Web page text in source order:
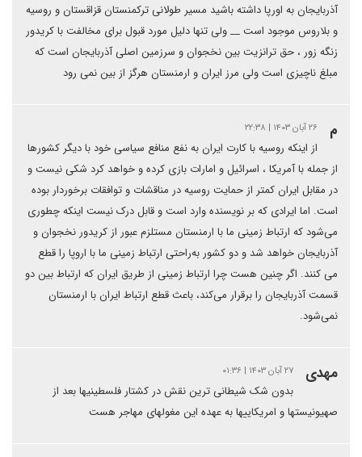
آذربایجان به اورپا داشته باشید مسیر طولانی ترکمنستان قزاقستان و روسیه
و بلاروس موجود است __ ولی تنها دلیل مورد قبول برای مخالفت با کریدور
زنگه زور ، حق ترانزیت بین نخجوان و سرزمین اصلی آذربایجان است که
مبلغ ناچیزی است ولی مرز ایران و ارمنستان هرگز از بین نمی رود
م ۲۶ آبان ۱۴۰۳ | ۲۲:۳۸
از اینکه روسیه با کارت ایران به نفع منافع سیاسی خود با دیگر کشورها
از جمله با آمریکا ، اسرائیل و امارات بازی کرده و خواهد کرد شکی نیست و
در مقابل ایران کمتر از حمایت روسیه در مناقشات و توافقات برخوردار بوده
است. اما ایرادی که بر نویسنده وارد است و قابل درک نیست اینکه چطوری
می‌شود که ارتباط زمینی ما با ارمنستان مستلزم عبور از کریدور نخجوان و
آذربایجان خواهد شد و دو کشور به‌راحتی ارتباط زمینی ما با اروپا را قطع
می کنند. اگر چنین هست چرا ارتباط زمینی از طریق ایران که ارتباط بین دو
قسمت آذربایجان را برقرار می‌کند، باعث قطع ارتباط ایران با ارمنستان
نمی‌شود.
مهدی ۲۷ آبان ۱۴۰۳ | ۰۱:۳۶
بدون شک شیطانی ترین نقش در کشتار فلسطینیها بعد از
صهیونیستها و امریکاییها به عهده این مغولهای مهاجر هست